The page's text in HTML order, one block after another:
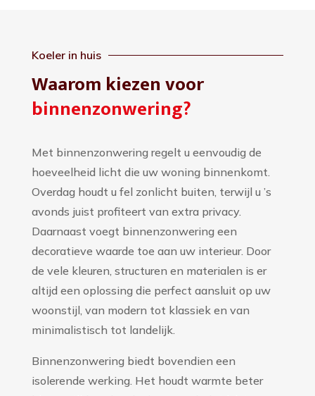
Koeler in huis
Waarom kiezen voor
binnenzonwering?
Met binnenzonwering regelt u eenvoudig de
hoeveelheid licht die uw woning binnenkomt.
Overdag houdt u fel zonlicht buiten, terwijl u ’s
avonds juist profiteert van extra privacy.
Daarnaast voegt binnenzonwering een
decoratieve waarde toe aan uw interieur. Door
de vele kleuren, structuren en materialen is er
altijd een oplossing die perfect aansluit op uw
woonstijl, van modern tot klassiek en van
minimalistisch tot landelijk.
Binnenzonwering biedt bovendien een
isolerende werking. Het houdt warmte beter